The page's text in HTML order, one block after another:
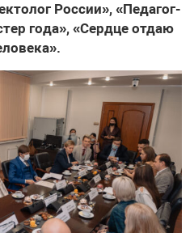
России», «Педагог-
года», «Сердце отдаю